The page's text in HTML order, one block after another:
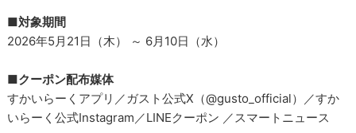
■対象期間
2026年5月21日（木） ～ 6月10日（水）
■クーポン配布媒体
すかいらーくアプリ／ガスト公式X（@gusto_official）／すか
いらーく公式Instagram／LINEクーポン ／スマートニュース